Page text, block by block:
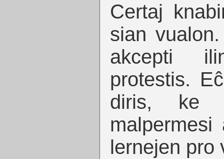
Certaj
sian
akcepti
protestis.
diris, ke
lernejen pro